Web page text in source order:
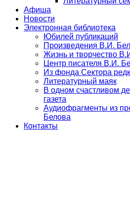
Афиша
Новости
Электронная библиотека
Юбилей публикаций
Произведения В.И.
Жизнь и творчество
Центр писателя В.И.
Из фонда Сектора
Литературный маяк
В одном счастливом
газета
Аудиофрагменты из
Белова
Контакты